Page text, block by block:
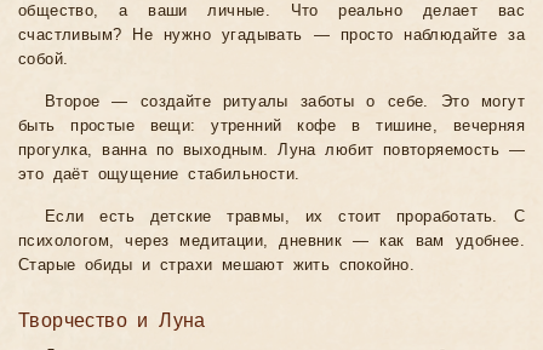
общество, а ваши личные. Что реально делает вас
счастливым? Не нужно угадывать — просто наблюдайте за
собой.
Второе — создайте ритуалы заботы о себе. Это могут
быть простые вещи: утренний кофе в тишине, вечерняя
прогулка, ванна по выходным. Луна любит повторяемость —
это даёт ощущение стабильности.
Если есть детские травмы, их стоит проработать. С
психологом, через медитации, дневник — как вам удобнее.
Старые обиды и страхи мешают жить спокойно.
Творчество и Луна